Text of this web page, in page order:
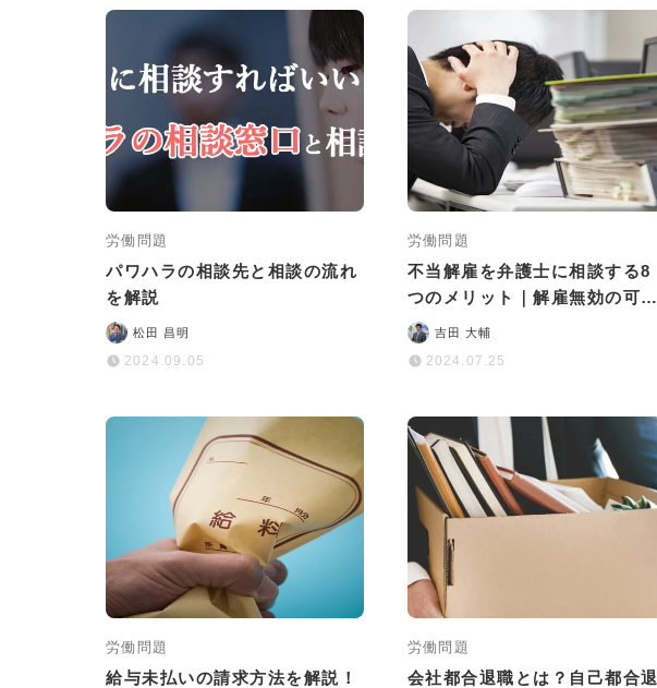
労働問題
パワハラの相談先と相談の流れ
を解説
松田 昌明
2024.09.05
労働問題
不当解雇を弁護士に相談する8
つのメリット｜解雇無効の可能
性を高める方法
吉田 大輔
2024.07.25
労働問題
給与未払いの請求方法を解説！
労働問題
会社都合退職とは？自己都合退